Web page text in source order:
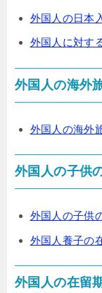
外国人の日本
外国人に対す
外国人の海外
外国人の海外
外国人の子供
外国人の子供
外国人養子の
外国人の在留